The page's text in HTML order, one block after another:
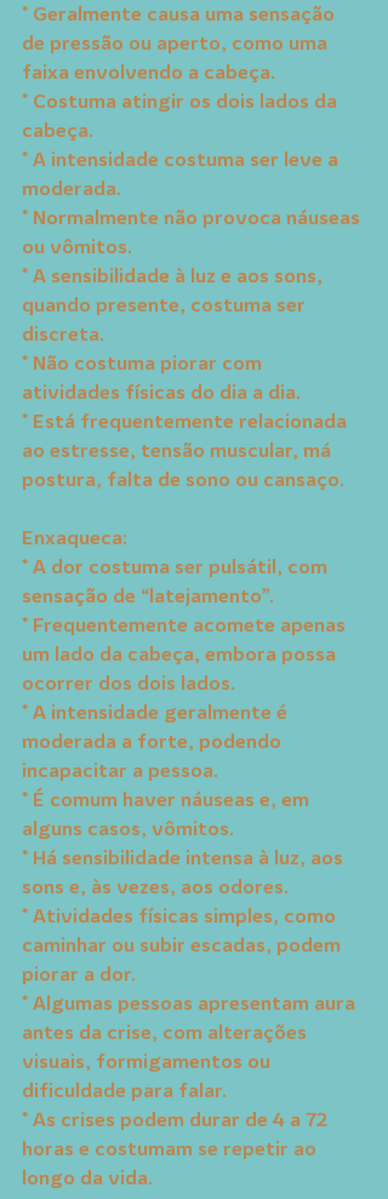
* Geralmente causa uma sensação
de pressão ou aperto, como uma
faixa envolvendo a cabeça.
* Costuma atingir os dois lados da
cabeça.
* A intensidade costuma ser leve a
moderada.
* Normalmente não provoca náuseas
ou vômitos.
* A sensibilidade à luz e aos sons,
quando presente, costuma ser
discreta.
* Não costuma piorar com
atividades físicas do dia a dia.
* Está frequentemente relacionada
ao estresse, tensão muscular, má
postura, falta de sono ou cansaço.
Enxaqueca:
* A dor costuma ser pulsátil, com
sensação de “latejamento”.
* Frequentemente acomete apenas
um lado da cabeça, embora possa
ocorrer dos dois lados.
* A intensidade geralmente é
moderada a forte, podendo
incapacitar a pessoa.
* É comum haver náuseas e, em
alguns casos, vômitos.
* Há sensibilidade intensa à luz, aos
sons e, às vezes, aos odores.
* Atividades físicas simples, como
caminhar ou subir escadas, podem
piorar a dor.
* Algumas pessoas apresentam aura
antes da crise, com alterações
visuais, formigamentos ou
dificuldade para falar.
* As crises podem durar de 4 a 72
horas e costumam se repetir ao
longo da vida.